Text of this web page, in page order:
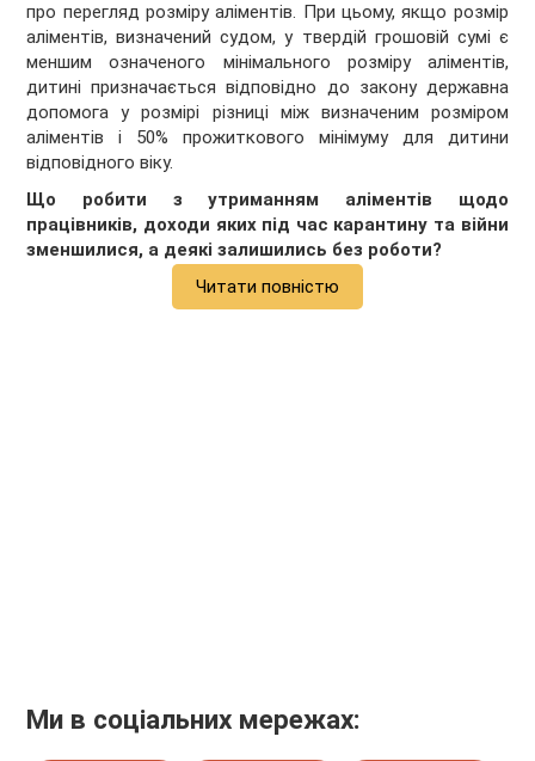
про перегляд розміру аліментів. При цьому, якщо розмір
аліментів, визначений судом, у твердій грошовій сумі є
меншим означеного мінімального розміру аліментів,
дитині призначається відповідно до закону державна
допомога у розмірі різниці між визначеним розміром
аліментів і 50% прожиткового мінімуму для дитини
відповідного віку.
Що робити з утриманням аліментів щодо
працівників, доходи яких під час карантину та війни
зменшилися, а деякі залишились без роботи?
Читати повністю
Ми в соціальних мережах: